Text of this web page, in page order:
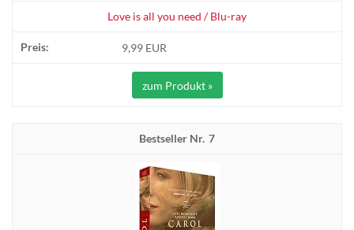
Love is all you need / Blu-ray
9,99 EUR
zum Produkt »
7